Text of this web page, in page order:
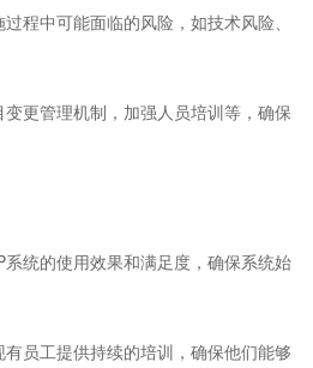
中可能面临的风险，如技术风险、
更管理机制，加强人员培训等，确保
统的使用效果和满足度，确保系统始
员工提供持续的培训，确保他们能够